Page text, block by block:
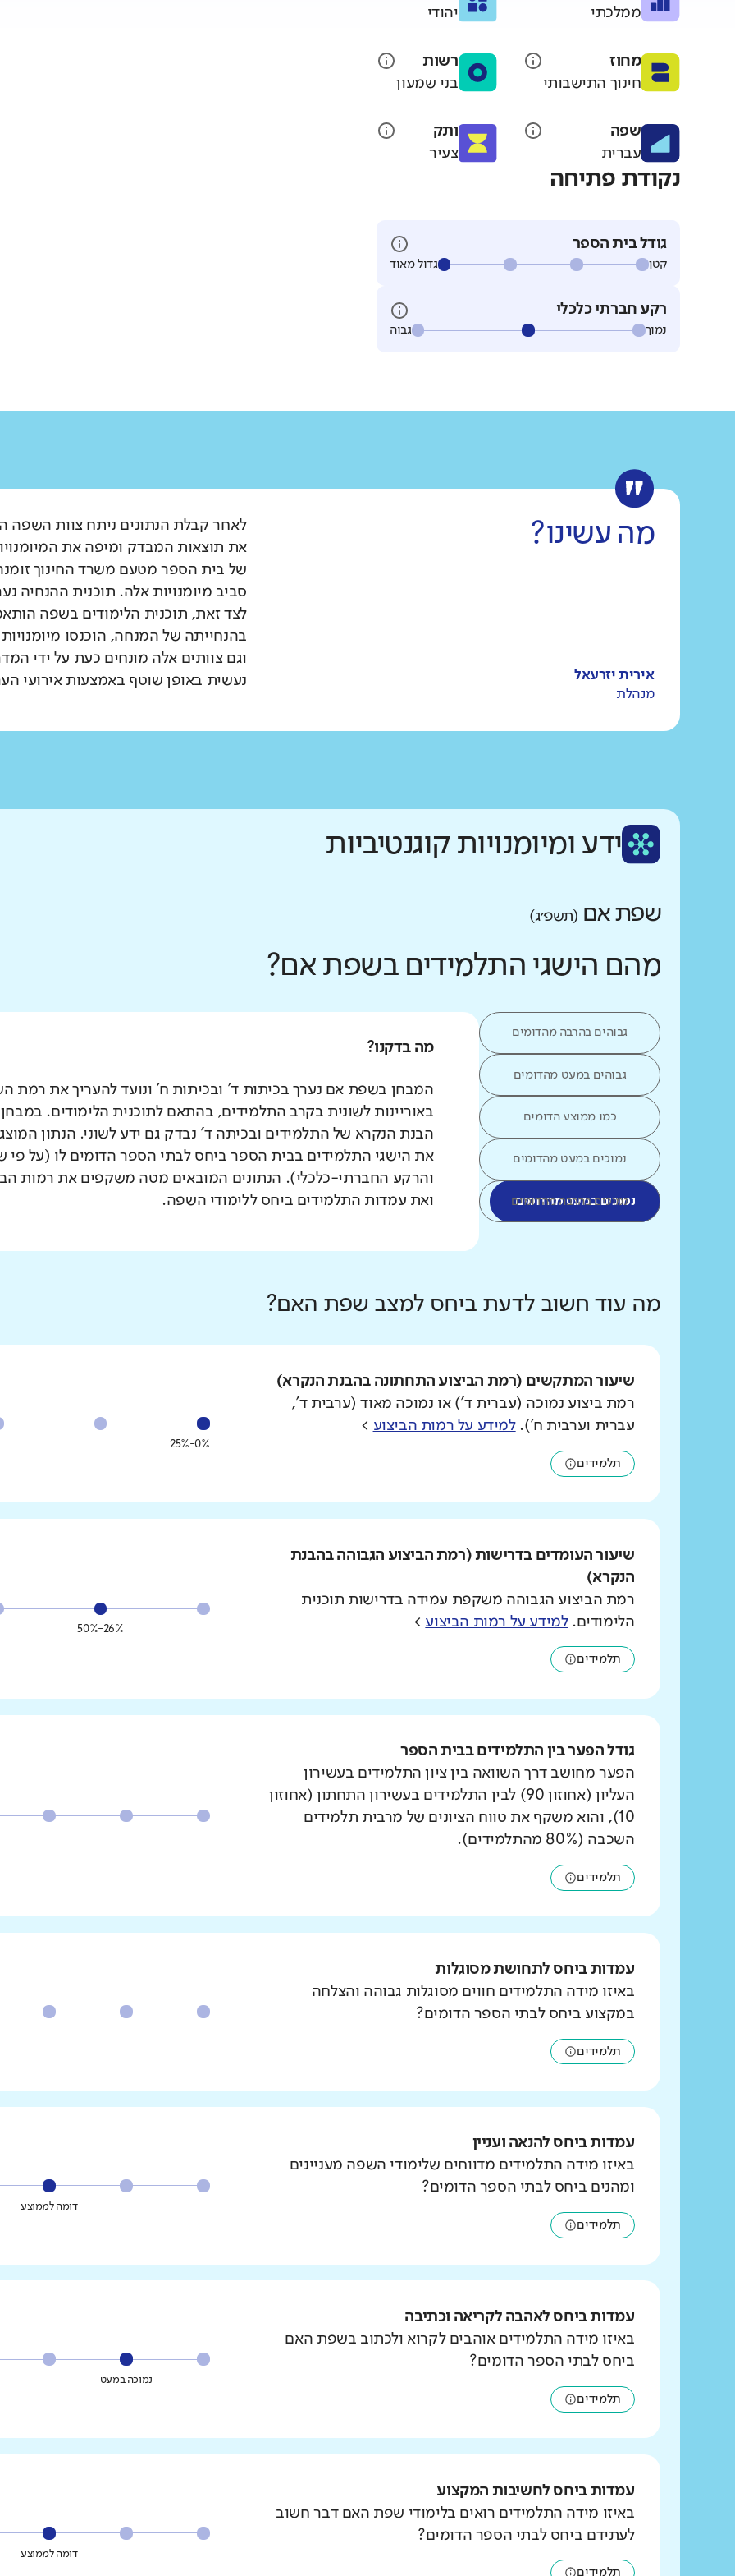
ממלכתי יהודי
מחוז
חינוך התישבותי
רשות
בני שמעון
שפה
עברית
ותק
צעיר
נקודת פתיחה
גודל בית הספר
גדול מאוד קטן
רקע חברתי כלכלי
גבוה נמוך
מה עשינו?
אירית יזרעאל
מנהלת
לאחר קבלת הנתונים ניתח צוות השפה
את תוצאות המבדק ומיפה את
של בית הספר מטעם משרד החינוך
סביב מיומנויות אלה. תוכנית ההנחיה
לצד זאת, תוכנית הלימודים בשפה
בהנחייתה של המנחה, הוכנסו
וגם צוותים אלה מונחים כעת על ידי
נעשית באופן שוטף באמצעות אירועי
ידע ומיומנויות קוגנטיביות
שפת אם (תשפ״ג)
מהם הישגי התלמידים בשפת אם?
גבוהים בהרבה מהדומים
גבוהים במעט מהדומים
כמו ממוצע הדומים
נמוכים במעט מהדומים
נמוכים במעט מהדומים
נמוכים בהרבה מהדומים
מה בדקנו?
המבחן בשפת אם נערך בכיתות ד' ובכיתות ח' ונועד להעריך את רמת
באוריינות לשונית בקרב התלמידים, בהתאם לתוכנית הלימודים. במבחן
הבנת הנקרא של התלמידים ובכיתה ד' נבדק גם ידע לשוני. הנתון
את הישגי התלמידים בבית הספר ביחס לבתי הספר הדומים לו (על
והרקע החברתי-כלכלי). הנתונים המובאים מטה משקפים את רמות
ואת עמדות התלמידים ביחס ללימודי השפה.
מה עוד חשוב לדעת ביחס למצב שפת האם?
שיעור המתקשים (רמת הביצוע התחתונה בהבנת הנקרא)
רמת ביצוע נמוכה (עברית ד') או נמוכה מאוד (ערבית ד',
עברית וערבית ח').למידע על רמות הביצוע >
תלמידים
0%-25%
שיעור העומדים בדרישות (רמת הביצוע הגבוהה בהבנת
הנקרא)
רמת הביצוע הגבוהה משקפת עמידה בדרישות תוכנית
הלימודים.למידע על רמות הביצוע >
תלמידים
26%-50%
גודל הפער בין התלמידים בבית הספר
הפער מחושב דרך השוואה בין ציון התלמידים בעשירון
העליון (אחוזון 90) לבין התלמידים בעשירון התחתון (אחוזון
10), והוא משקף את טווח הציונים של מרבית תלמידים
השכבה (80% מהתלמידים).
תלמידים
עמדות ביחס לתחושת מסוגלות
באיזו מידה התלמידים חווים מסוגלות גבוהה והצלחה
במקצוע ביחס לבתי הספר הדומים?
תלמידים
עמדות ביחס להנאה ועניין
באיזו מידה התלמידים מדווחים שלימודי השפה מעניינים
ומהנים ביחס לבתי הספר הדומים?
תלמידים
דומה לממוצע
עמדות ביחס לאהבה לקריאה וכתיבה
באיזו מידה התלמידים אוהבים לקרוא ולכתוב בשפת האם
ביחס לבתי הספר הדומים?
תלמידים
נמוכה במעט
עמדות ביחס לחשיבות המקצוע
באיזו מידה התלמידים רואים בלימודי שפת האם דבר חשוב
לעתידם ביחס לבתי הספר הדומים?
תלמידים
דומה לממוצע